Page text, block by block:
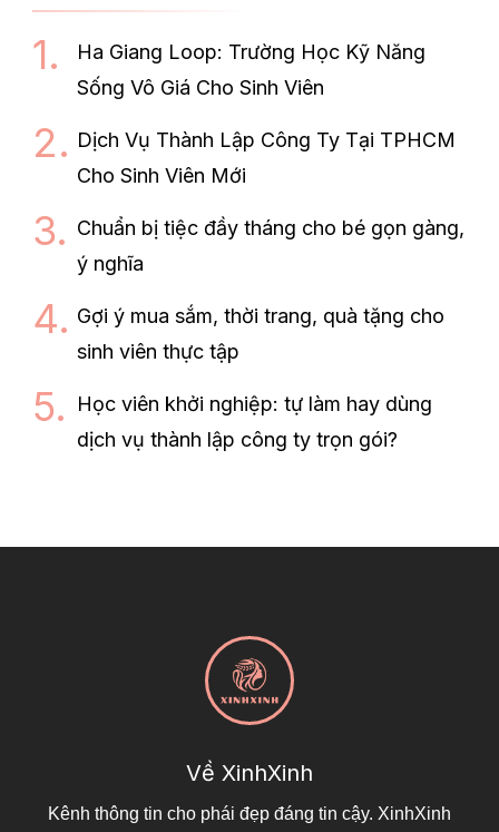
Ha Giang Loop: Trường Học Kỹ Năng
Sống Vô Giá Cho Sinh Viên
Dịch Vụ Thành Lập Công Ty Tại TPHCM
Cho Sinh Viên Mới
Chuẩn bị tiệc đầy tháng cho bé gọn gàng,
ý nghĩa
Gợi ý mua sắm, thời trang, quà tặng cho
sinh viên thực tập
Học viên khởi nghiệp: tự làm hay dùng
dịch vụ thành lập công ty trọn gói?
Về XinhXinh
Kênh thông tin cho phái đẹp đáng tin cậy. XinhXinh